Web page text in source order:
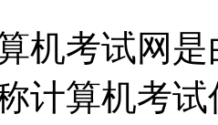
机考试网
计算机考